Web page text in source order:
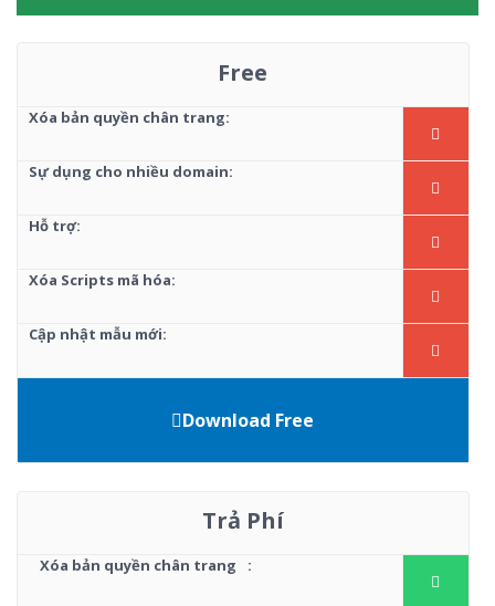
Free
Xóa bản quyền chân trang:
Sự dụng cho nhiều domain:
Hỗ trợ:
Xóa Scripts mã hóa:
Cập nhật mẫu mới:
Download Free
Trả Phí
Xóa bản quyền chân trang :